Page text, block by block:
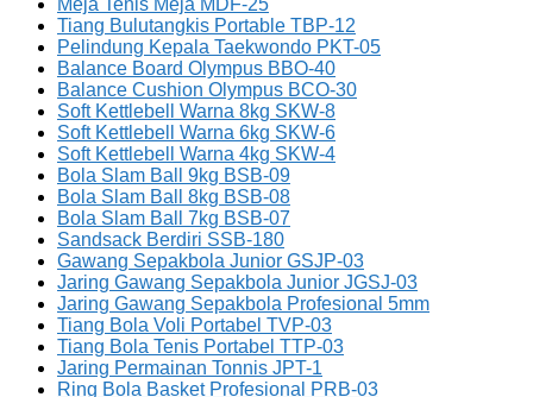
Tiang Bulutangkis Portable TBP-12
Pelindung Kepala Taekwondo PKT-05
Balance Board Olympus BBO-40
Balance Cushion Olympus BCO-30
Soft Kettlebell Warna 8kg SKW-8
Soft Kettlebell Warna 6kg SKW-6
Soft Kettlebell Warna 4kg SKW-4
Bola Slam Ball 9kg BSB-09
Bola Slam Ball 8kg BSB-08
Bola Slam Ball 7kg BSB-07
Sandsack Berdiri SSB-180
Gawang Sepakbola Junior GSJP-03
Jaring Gawang Sepakbola Junior JGSJ-03
Jaring Gawang Sepakbola Profesional 5mm
Tiang Bola Voli Portabel TVP-03
Tiang Bola Tenis Portabel TTP-03
Jaring Permainan Tonnis JPT-1
Ring Bola Basket Profesional PRB-03